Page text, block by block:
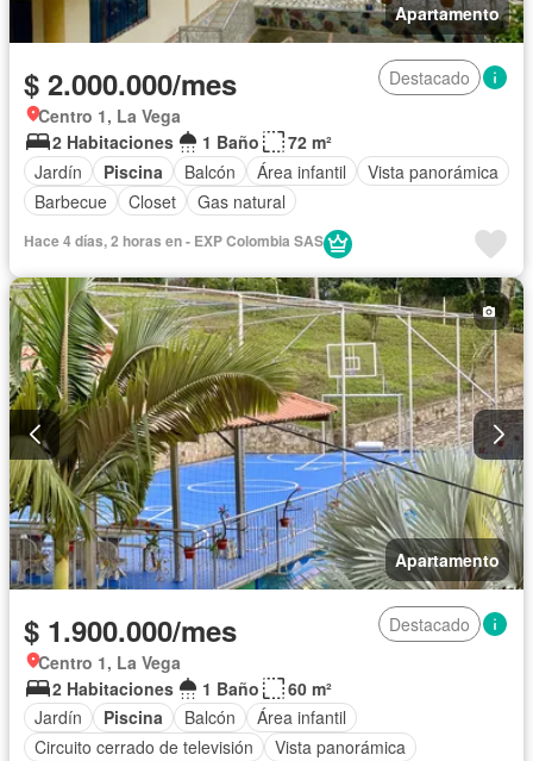
Apartamento
$ 2.000.000/mes
Destacado
Centro 1, La Vega
2 Habitaciones
1 Baño
72 m²
Jardín
Piscina Balcón Área infantil
Vista panorámica
Barbecue
Closet Gas natural
Hace 4 días, 2 horas en - EXP Colombia SAS
Apartamento
$ 1.900.000/mes
Destacado
Centro 1, La Vega
2 Habitaciones
1 Baño
60 m²
Jardín
Piscina Balcón
Área infantil
Circuito cerrado de televisión
Vista panorámica